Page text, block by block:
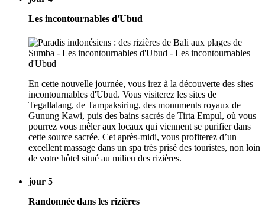
Les incontournables d'Ubud
En cette nouvelle journée, vous irez à la découverte des sites
incontournables d'Ubud. Vous visiterez les sites de
Tegallalang, de Tampaksiring, des monuments royaux de
Gunung Kawi, puis des bains sacrés de Tirta Empul, où vous
pourrez vous mêler aux locaux qui viennent se purifier dans
cette source sacrée. Cet après-midi, vous profiterez d’un
excellent massage dans un spa très prisé des touristes, non loin
de votre hôtel situé au milieu des rizières.
jour 5
Randonnée dans les rizières